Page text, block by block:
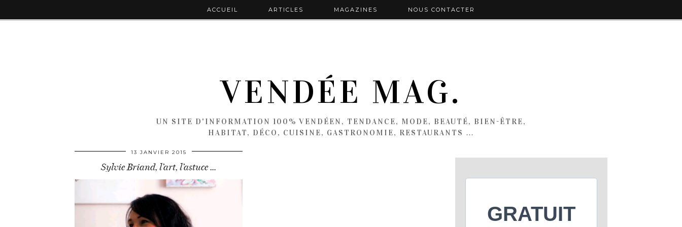
VENDÉE MAG.
UN SITE D'INFORMATION 100% VENDÉEN, TENDANCE, MODE, BEAUTÉ, BIEN-ÊTRE,
HABITAT, DÉCO, CUISINE, GASTRONOMIE, RESTAURANTS …
ACCUEIL ARTICLES MAGAZINES NOUS CONTACTER
13 JANVIER 2015
Sylvie Briand, l’art, l’astuce …